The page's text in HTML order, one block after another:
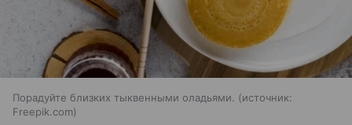
Порадуйте близких тыквенными оладьями.
источник:
Freepik.com